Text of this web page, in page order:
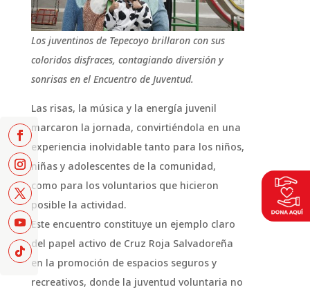
Los juventinos de Tepecoyo brillaron con sus
coloridos disfraces, contagiando diversión y
sonrisas en el Encuentro de Juventud.
Las risas, la música y la energía juvenil
marcaron la jornada, convirtiéndola en una
experiencia inolvidable tanto para los niños,
niñas y adolescentes de la comunidad,
como para los voluntarios que hicieron
posible la actividad.
Este encuentro constituye un ejemplo claro
del papel activo de Cruz Roja Salvadoreña
en la promoción de espacios seguros y
recreativos, donde la juventud voluntaria no